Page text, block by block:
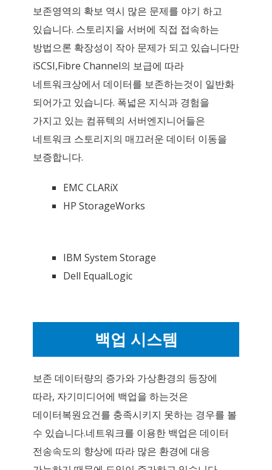
보존영역의 확보 역시 많은 문제를 야기 하고
있습니다. 스토리지을 서버에 직접 접속하는
방법으론 확장성이 작아 문제가 되고 있습니다만
iSCSI,Fibre Channel의 보급에 따라
네트워크상에서 데이터를 보존하는것이 일반화
되어가고 있습니다. 폭넓은 지식과 경험을
가지고 있는 컴퓨텍의 서버엔지니어들은
네트워크 스토리지의 매끄러운 데이터 이동을
보증합니다.
EMC CLARiX
HP StorageWorks
IBM System Storage
Dell EqualLogic
백업 시스템
보존 데이터량의 증가와 가상환경의 등장에
따라, 자기미디어에 백업을 하는것은
데이터복원요건를 충족시키지 못하는 경우를 볼
수 있습니다.네트워크를 이용한 백업은 데이터
전송속도의 향상에 따라 많은 환경에 대응